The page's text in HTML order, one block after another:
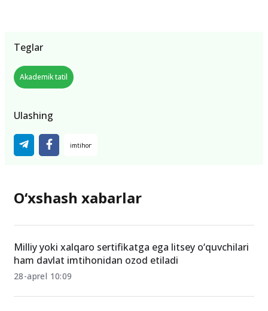
Teglar
Akademik tatil
Ulashing
O‘xshash xabarlar
Milliy yoki xalqaro sertifikatga ega litsey o‘quvchilari
ham davlat imtihonidan ozod etiladi
28-aprel 10:09